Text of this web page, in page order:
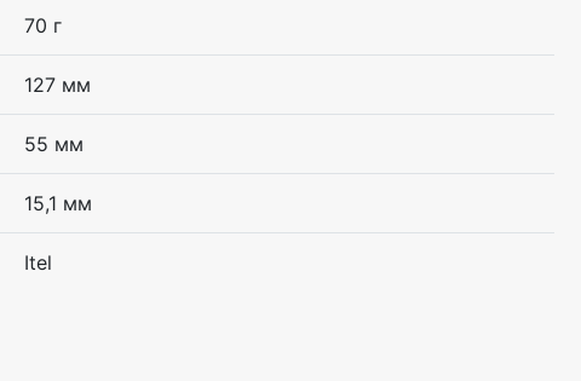
70 г
127 мм
55 мм
15,1 мм
Itel